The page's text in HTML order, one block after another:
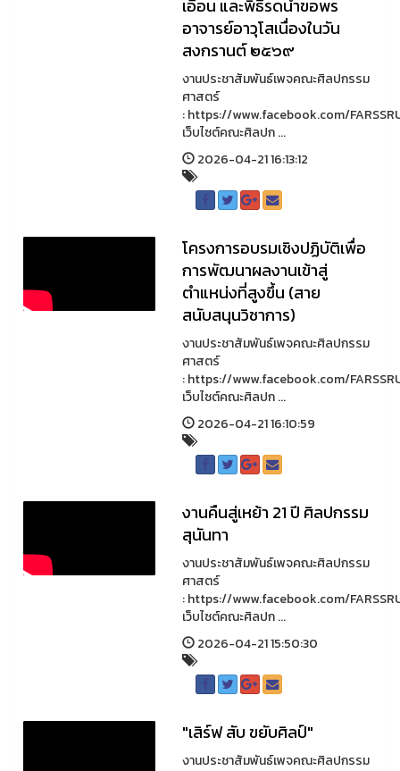
เอื้อน และพิธีรดน้ำขอพร
อาจารย์อาวุโสเนื่องในวัน
สงกรานต์ ๒๕๖๙
งานประชาสัมพันธ์เพจคณะศิลปกรรม
ศาสตร์
: https://www.facebook.com/
เว็บไซต์คณะศิลปก ...
2026-04-21 16:13:12
โครงการอบรมเชิงปฏิบัติเพื่อ
การพัฒนาผลงานเข้าสู่
ตำแหน่งที่สูงขึ้น (สาย
สนับสนุนวิชาการ)
งานประชาสัมพันธ์เพจคณะศิลปกรรม
ศาสตร์
: https://www.facebook.com/
เว็บไซต์คณะศิลปก ...
2026-04-21 16:10:59
งานคืนสู่เหย้า 21 ปี ศิลปกรรม
สุนันทา
งานประชาสัมพันธ์เพจคณะศิลปกรรม
ศาสตร์
: https://www.facebook.com/
เว็บไซต์คณะศิลปก ...
2026-04-21 15:50:30
"เสิร์ฟ สับ ขยับศิลป์"
งานประชาสัมพันธ์เพจคณะศิลปกรรม